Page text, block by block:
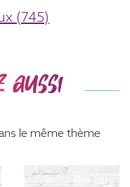
(745)
aussi
le même thème